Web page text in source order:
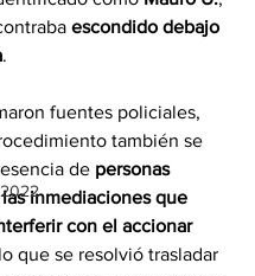
escondido debajo
.
fuentes policiales,
también se
de personas
inmediaciones que
con el accionar
que se resolvió trasladar